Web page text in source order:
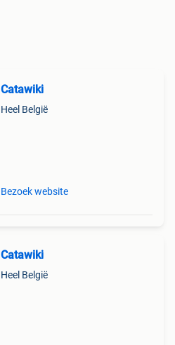
Catawiki
Heel België
Bezoek website
Catawiki
Heel België